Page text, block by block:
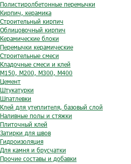
Полистиролбетонные перемычки
Кирпич, керамика
Строительный кирпич
Облицовочный кирпич
Керамические блоки
Перемычки керамические
Строительные смеси
Кладочные смеси и клей
М150, М200, М300, М400
Цемент
Штукатурки
Шпатлевки
Клей для утеплителя, базовый слой
Наливные полы и стяжки
Плиточный клей
Затирки для швов
Гидроизоляция
Для камня и брусчатки
Прочие составы и добавки